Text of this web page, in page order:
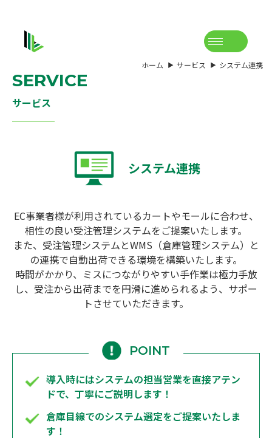
ホーム サービス システム連携
SERVICE
サービス
システム連携
EC事業者様が利用されているカートやモールに合わせ、
相性の良い受注管理システムをご提案いたします。
また、受注管理システムとWMS（倉庫管理システム）と
の連携で自動出荷できる環境を構築いたします。
時間がかかり、ミスにつながりやすい手作業は極力手放
し、受注から出荷までを円滑に進められるよう、サポー
トさせていただきます。
POINT
導入時にはシステムの担当営業を直接アテン
ドで、丁寧にご説明します！
倉庫目線でのシステム選定をご提案いたしま
す！